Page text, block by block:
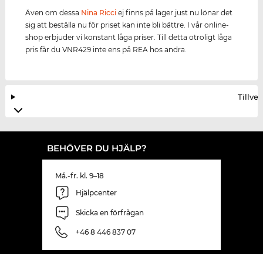
Även om dessa Nina Ricci ej finns på lager just nu lönar det
sig att beställa nu för priset kan inte bli bättre. I vår online-
shop erbjuder vi konstant låga priser. Till detta otroligt låga
pris får du VNR429 inte ens på REA hos andra.
BEHÖVER DU HJÄLP?
Må.-fr. kl. 9–18
Hjälpcenter
Skicka en förfrågan
+46 8 446 837 07